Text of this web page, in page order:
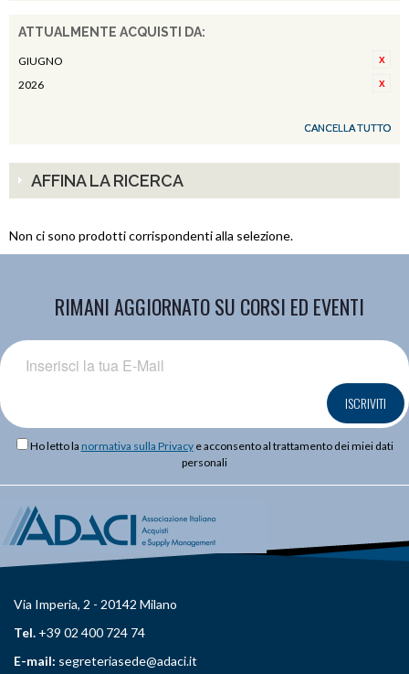
ATTUALMENTE ACQUISTI DA:
GIUGNO
2026
CANCELLA TUTTO
AFFINA LA RICERCA
Non ci sono prodotti corrispondenti alla selezione.
RIMANI AGGIORNATO SU CORSI ED EVENTI
ISCRIVITI
Ho letto la normativa sulla Privacye acconsento al trattamento dei miei dati
personali
Via Imperia, 2 - 20142 Milano
Tel. +39 02 400 724 74
E-mail: segreteriasede@adaci.it